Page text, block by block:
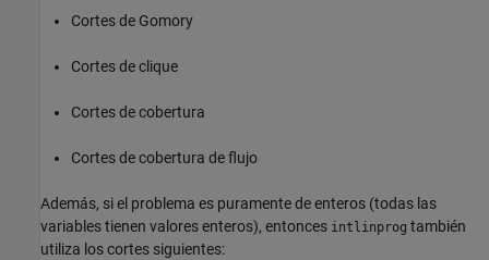
Cortes de Gomory
Cortes de clique
Cortes de cobertura
Cortes de cobertura de flujo
Además, si el problema es puramente de enteros (todas las
variables tienen valores enteros), entonces intlinprog también
utiliza los cortes siguientes: